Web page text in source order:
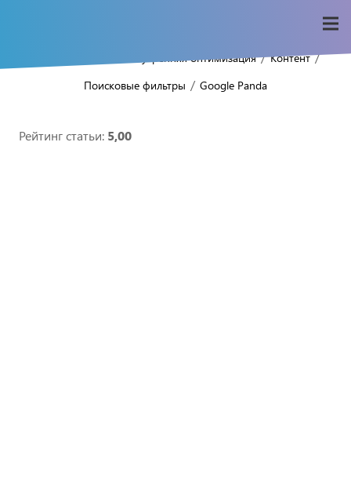
Внутренняя оптимизация / Контент /
Поисковые фильтры / Google Panda
Рейтинг статьи: 5,00